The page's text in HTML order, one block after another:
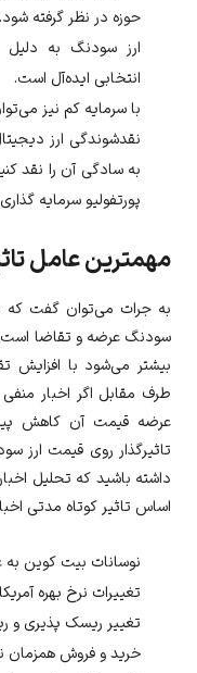
حوزه در نظر گرفته شود.
ارز سودنگ به دلیل
انتخابی ایده‌آل است.
با سرمایه کم نیز
نقدشوندگی ارز
به سادگی آن را نقد
پورتفولیو سرمایه
مهمترین عامل
به جرات می‌توان گفت که
سودنگ عرضه و تقاضا است.
بیشتر می‌شود با افزایش
طرف مقابل اگر اخبار
عرضه قیمت آن کاهش
تاثیرگذار روی قیمت ارز
داشته باشید که تحلیل
اساس تاثیر کوتاه مدتی
نوسانات بیت کوین به
تغییرات نرخ بهره آمریکا
تغییر ریسک پذیری و
خرید و فروش همزمان